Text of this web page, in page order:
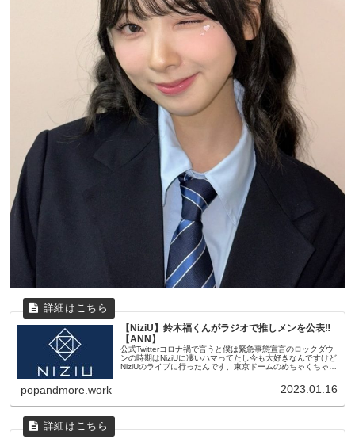
【NiziU】鈴木福くんがラジオで推しメンを公表‼
【ANN】
公式Twitterコロナ禍で言うと僕は緊急事態宣言のロックダウ
ンの時期はNiziUに凄いハマってたし今も大好きなんですけど
NiziUのライブに行ったんです、東京ドームのめちゃくちゃ楽
popandmore.work 2023.01.16